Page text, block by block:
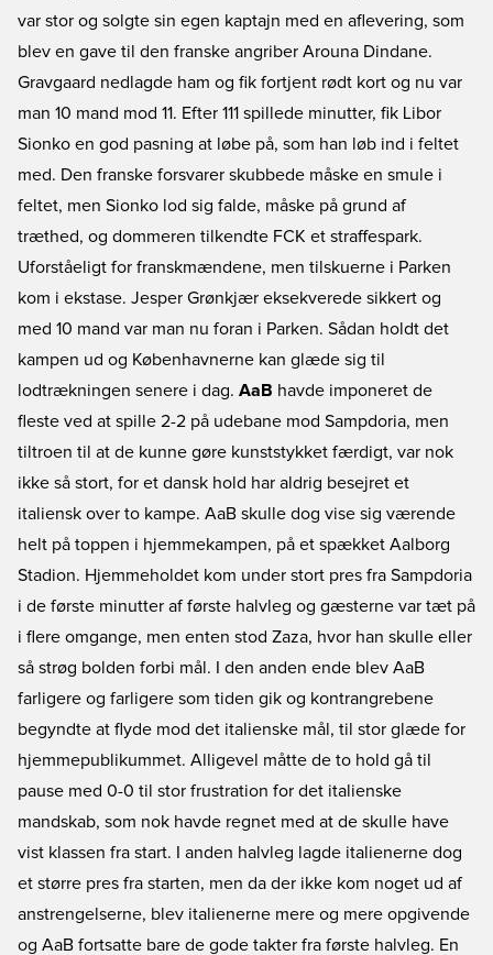
var stor og solgte sin egen kaptajn med en aflevering, som
blev en gave til den franske angriber Arouna Dindane.
Gravgaard nedlagde ham og fik fortjent rødt kort og nu var
man 10 mand mod 11. Efter 111 spillede minutter, fik Libor
Sionko en god pasning at løbe på, som han løb ind i feltet
med. Den franske forsvarer skubbede måske en smule i
feltet, men Sionko lod sig falde, måske på grund af
træthed, og dommeren tilkendte FCK et straffespark.
Uforståeligt for franskmændene, men tilskuerne i Parken
kom i ekstase. Jesper Grønkjær eksekverede sikkert og
med 10 mand var man nu foran i Parken. Sådan holdt det
kampen ud og Københavnerne kan glæde sig til
lodtrækningen senere i dag. AaB havde imponeret de
fleste ved at spille 2-2 på udebane mod Sampdoria, men
tiltroen til at de kunne gøre kunststykket færdigt, var nok
ikke så stort, for et dansk hold har aldrig besejret et
italiensk over to kampe. AaB skulle dog vise sig værende
helt på toppen i hjemmekampen, på et spækket Aalborg
Stadion. Hjemmeholdet kom under stort pres fra Sampdoria
i de første minutter af første halvleg og gæsterne var tæt på
i flere omgange, men enten stod Zaza, hvor han skulle eller
så strøg bolden forbi mål. I den anden ende blev AaB
farligere og farligere som tiden gik og kontrangrebene
begyndte at flyde mod det italienske mål, til stor glæde for
hjemmepublikummet. Alligevel måtte de to hold gå til
pause med 0-0 til stor frustration for det italienske
mandskab, som nok havde regnet med at de skulle have
vist klassen fra start. I anden halvleg lagde italienerne dog
et større pres fra starten, men da der ikke kom noget ud af
anstrengelserne, blev italienerne mere og mere opgivende
og AaB fortsatte bare de gode takter fra første halvleg. En